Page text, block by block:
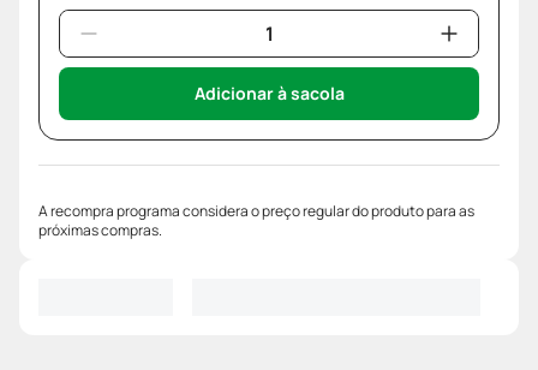
Adicionar à sacola
A recompra programa considera o preço regular do produto para as
próximas compras.